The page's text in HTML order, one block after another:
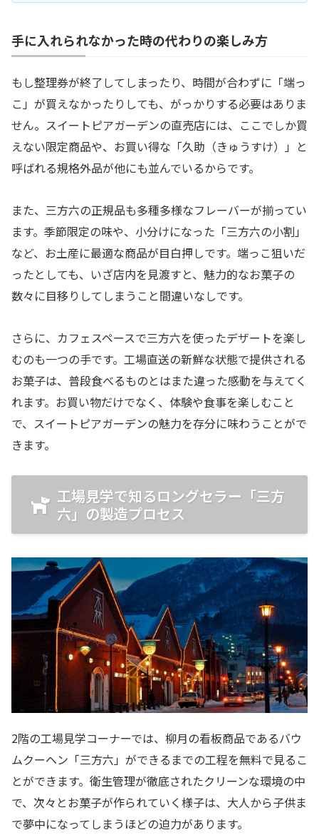
手に入れられなかった時の代わりの楽しみ方
もし整理券が終了してしまったり、時間が合わずに「端っ
こ」が買えなかったりしても、がっかりする必要はありま
せん。スイートピアガーデンの直売店には、ここでしか買
えない限定商品や、お買い得な「久助（きゅうすけ）」と
呼ばれる規格外品が他にも並んでいるからです。
また、三方六の正規品も多種多様なフレーバーが揃ってい
ます。季節限定の味や、小分けになった「三方六の小割」
など、お土産に最適な商品が目白押しです。端っこ狙いだ
ったとしても、いざ店内を見渡すと、魅力的なお菓子の
数々に目移りしてしまうこと間違いなしです。
さらに、カフェスペースで三方六を使ったデザートを楽し
むのも一つの手です。工場直送の新鮮な状態で提供される
お菓子は、普段食べるものとはまた違った感動を与えてく
れます。お買い物だけでなく、体験や食事を楽しむこと
で、スイートピアガーデンの魅力を存分に味わうことがで
きます。
工場見学で知るロングセラー「三方
六」の製造プロセス
2階の工場見学コーナーでは、柳月の看板商品であるバウ
ムクーヘン「三方六」ができるまでの工程を無料で見るこ
とができます。衛生管理が徹底されたクリーンな環境の中
で、次々とお菓子が作られていく様子は、大人から子供ま
で夢中になってしまうほどの迫力があります。